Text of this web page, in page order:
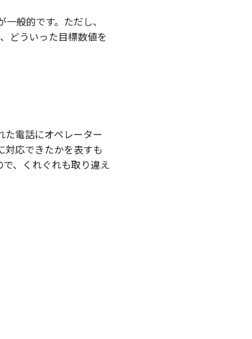
般的です。ただし、
どういった目標数値を
た電話にオペレーター
応できたかを表すも
、くれぐれも取り違え